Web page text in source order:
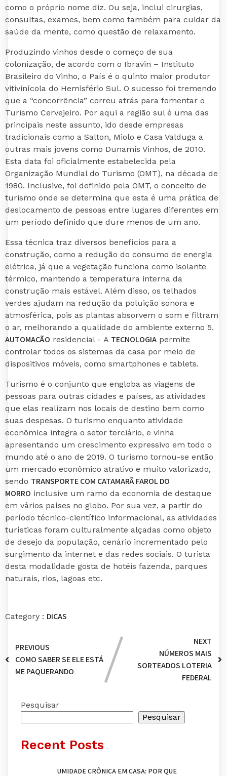
como o próprio nome diz. Ou seja, inclui cirurgias,
consultas, exames, bem como também para cuidar da
saúde da mente, como questão de relaxamento.
Produzindo vinhos desde o começo de sua
colonização, de acordo com o Ibravin – Instituto
Brasileiro do Vinho, o País é o quinto maior produtor
vitivinícola do Hemisfério Sul. O sucesso foi tremendo
que a “concorrência” correu atrás para fomentar o
Turismo Cervejeiro. Por aqui a região sul é uma das
principais neste assunto, ido desde empresas
tradicionais como a Salton, Miolo e Casa Valduga a
outras mais jovens como Dunamis Vinhos, de 2010.
Esta data foi oficialmente estabelecida pela
Organização Mundial do Turismo (OMT), na década de
1980. Inclusive, foi definido pela OMT, o conceito de
turismo onde se determina que esta é uma prática de
deslocamento de pessoas entre lugares diferentes em
um período definido que dure menos de um ano.
Essa técnica traz diversos benefícios para a
construção, como a redução do consumo de energia
elétrica, já que a vegetação funciona como isolante
térmico, mantendo a temperatura interna da
construção mais estável. Além disso, os telhados
verdes ajudam na redução da poluição sonora e
atmosférica, pois as plantas absorvem o som e filtram
o ar, melhorando a qualidade do ambiente externo 5.
AUTOMAÇÃO residencial - A TECNOLOGIA permite
controlar todos os sistemas da casa por meio de
dispositivos móveis, como smartphones e tablets.
Turismo é o conjunto que engloba as viagens de
pessoas para outras cidades e países, as atividades
que elas realizam nos locais de destino bem como
suas despesas. O turismo enquanto atividade
econômica integra o setor terciário, e vinha
apresentando um crescimento expressivo em todo o
mundo até o ano de 2019. O turismo tornou-se então
um mercado econômico atrativo e muito valorizado,
sendo TRANSPORTE COM CATAMARÃ FAROL DO
MORRO inclusive um ramo da economia de destaque
em vários países no globo. Por sua vez, a partir do
período técnico-científico informacional, as atividades
turísticas foram culturalmente alçadas como objeto
de desejo da população, cenário incrementado pelo
surgimento da internet e das redes sociais. O turista
desta modalidade gosta de hotéis fazenda, parques
naturais, rios, lagoas etc.
Category : DICAS
PREVIOUS
COMO SABER SE ELE ESTÁ
ME PAQUERANDO
NEXT
NÚMEROS MAIS
SORTEADOS LOTERIA
FEDERAL
Pesquisar
Pesquisar
Recent Posts
UMIDADE CRÔNICA EM CASA: POR QUE